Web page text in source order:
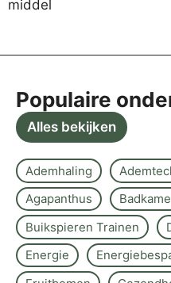
Populaire
Alles bekijken
Ademhaling
Agapanthus
Buikspieren Trainen
Energie